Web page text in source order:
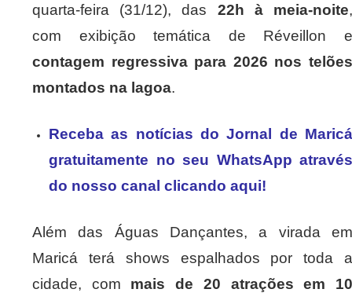
quarta-feira (31/12), das 22h à meia-noite
com exibição temática de Réveillon e
contagem regressiva para 2026 nos telões
montados na lagoa.
Receba as notícias do Jornal de Maricá
gratuitamente no seu WhatsApp através
do nosso canal clicando aqui!
Além das Águas Dançantes, a virada em
Maricá terá shows espalhados por toda a
cidade, com mais de 20 atrações em